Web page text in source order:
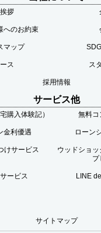
拶
へのお約束
マップ
ス ス
採用情報
サービス他
購入体験記） 無料コ
金利優遇 ローン
けサービス
ウッドショ
プ
ービス LINE
サイトマップ